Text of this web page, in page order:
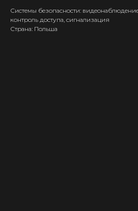
Системы безопасности:
контроль доступа, сигнализация
Страна: Польша